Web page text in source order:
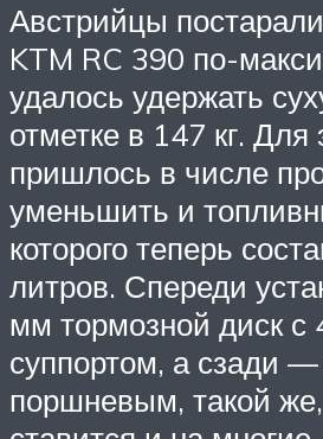
Австрийцы
KTM RC 390 по-
удалось удержать
отметке в 147 кг. Для
пришлось в числе
уменьшить и
которого теперь
литров. Спереди
мм тормозной диск
суппортом, а сзади
поршневым, такой же,